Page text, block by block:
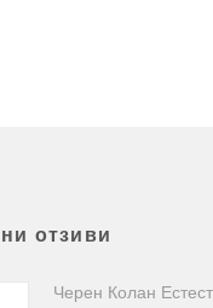
отзиви
Черен Колан